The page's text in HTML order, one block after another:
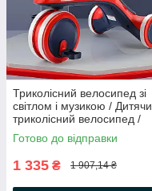
Триколісний велосипед зі
світлом і музикою /
триколісний велосипед /
Біговел дитячий
Готово до відправки
1 335 ₴ 1 907,14 ₴